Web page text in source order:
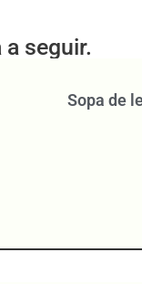
seguir.
Sopa de